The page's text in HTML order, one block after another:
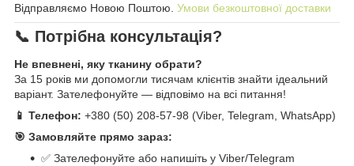
Відправляємо Новою Поштою. Умови безкоштовної доставки
📞 Потрібна консультація?
Не впевнені, яку тканину обрати?
За 15 років ми допомогли тисячам клієнтів знайти ідеальний
варіант. Зателефонуйте — відповімо на всі питання!
📱 Телефон: +380 (50) 208-57-98 (Viber, Telegram, WhatsApp)
🎯 Замовляйте прямо зараз:
✅ Зателефонуйте або напишіть у Viber/Telegram